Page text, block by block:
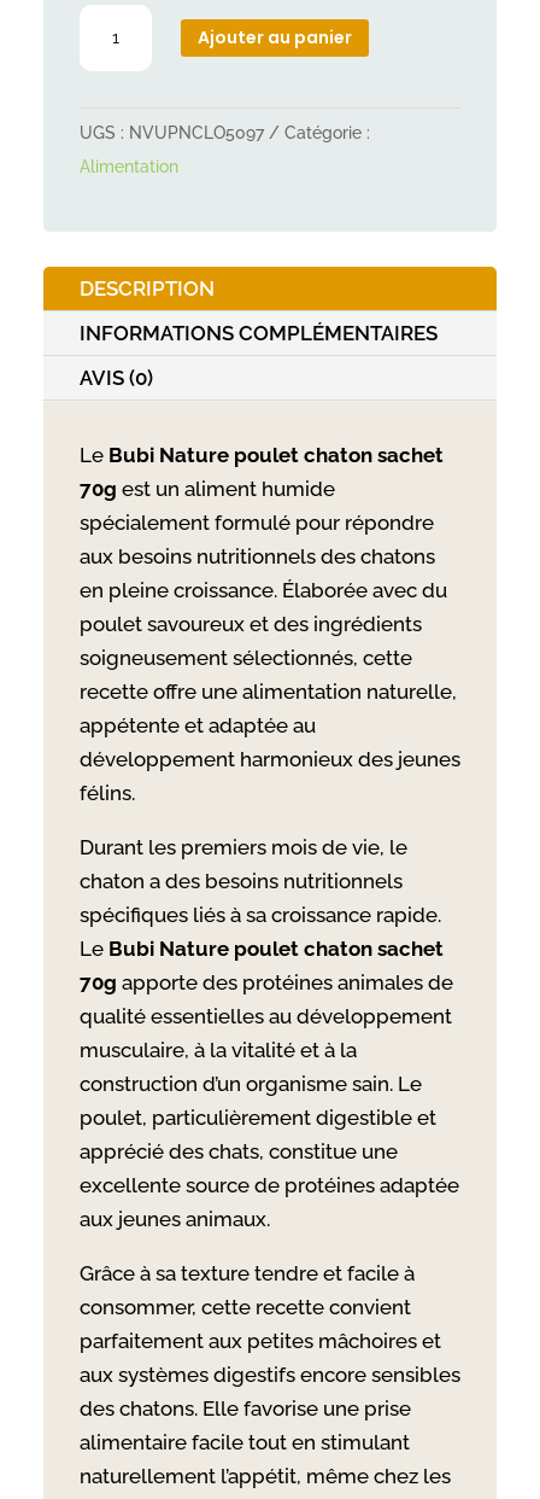
quantité
nature
poulet,
Ajouter au panier
UGS : NVUPNCLO5097
Catégorie :
Alimentation
DESCRIPTION
INFORMATIONS COMPLÉMENTAIRES
AVIS (0)
Le Bubi Nature poulet chaton sachet
70g est un aliment humide
spécialement formulé pour répondre
aux besoins nutritionnels des chatons
en pleine croissance. Élaborée avec du
poulet savoureux et des ingrédients
soigneusement sélectionnés, cette
recette offre une alimentation naturelle,
appétente et adaptée au
développement harmonieux des jeunes
félins.
Durant les premiers mois de vie, le
chaton a des besoins nutritionnels
spécifiques liés à sa croissance rapide.
Le Bubi Nature poulet chaton sachet
70g apporte des protéines animales de
qualité essentielles au développement
musculaire, à la vitalité et à la
construction d’un organisme sain. Le
poulet, particulièrement digestible et
apprécié des chats, constitue une
excellente source de protéines adaptée
aux jeunes animaux.
Grâce à sa texture tendre et facile à
consommer, cette recette convient
parfaitement aux petites mâchoires et
aux systèmes digestifs encore sensibles
des chatons. Elle favorise une prise
alimentaire facile tout en stimulant
naturellement l’appétit, même chez les